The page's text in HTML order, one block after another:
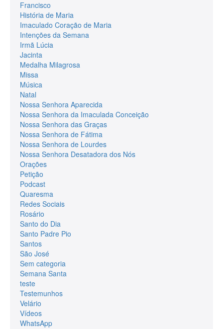
Francisco
História de Maria
Imaculado Coração de Maria
Intenções da Semana
Irmã Lúcia
Jacinta
Medalha Milagrosa
Missa
Música
Natal
Nossa Senhora Aparecida
Nossa Senhora da Imaculada Conceição
Nossa Senhora das Graças
Nossa Senhora de Fátima
Nossa Senhora de Lourdes
Nossa Senhora Desatadora dos Nós
Orações
Petição
Podcast
Quaresma
Redes Sociais
Rosário
Santo do Dia
Santo Padre Pio
Santos
São José
Sem categoria
Semana Santa
teste
Testemunhos
Velário
Vídeos
WhatsApp